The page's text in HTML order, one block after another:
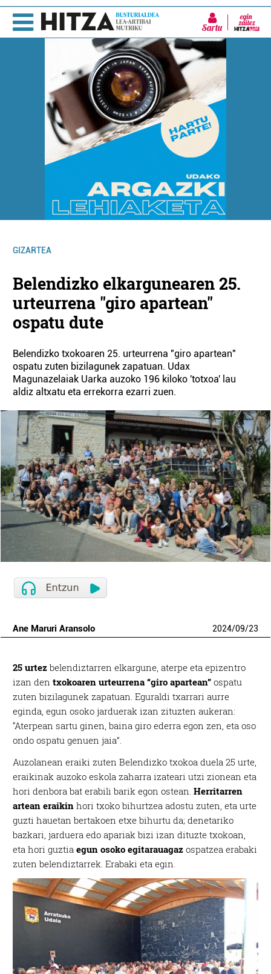
Sartu
GIZARTEA
Belendizko elkargunearen 25.
urteurrena "giro apartean"
ospatu dute
Belendizko txokoaren 25. urteurrena "giro apartean"
ospatu zuten bizilagunek zapatuan. Udax
Magunazelaiak Uarka auzoko 196 kiloko 'totxoa' lau
aldiz altxatu eta errekorra ezarri zuen.
Ane Maruri Aransolo 2024/09/23
25 urtez belendiztarren elkargune, aterpe eta epizentro
izan dentxokoaren urteurrena “giro apartean” ospatu
zuten bizilagunek zapatuan. Eguraldi txarrari aurre
eginda, egun osoko jarduerak izan zituzten aukeran:
“Aterpean sartu ginen, baina giro ederra egon zen, eta oso
ondo ospatu genuen jaia”.
Auzolanean eraiki zuten Belendizko txokoa duela 25 urte,
eraikinak auzoko eskola zaharra izateari utzi zionean eta
hori denbora bat erabili barik egon ostean.Herritarren
artean eraikin hori txoko bihurtzea adostu zuten, eta urte
guzti hauetan bertakoen etxe bihurtu da; denetariko
bazkari, jarduera edo apariak bizi izan dituzte txokoan,
eta hori guztiaegun osoko egitarauagaz ospatzea erabaki
zuten belendiztarrek. Erabaki eta egin.